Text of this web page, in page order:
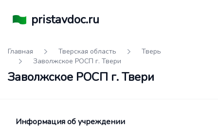
pristavdoc.ru
Главная Тверская область
Тверь
Заволжское РОСП г. Твери
Заволжское РОСП г. Твери
Информация об учреждении